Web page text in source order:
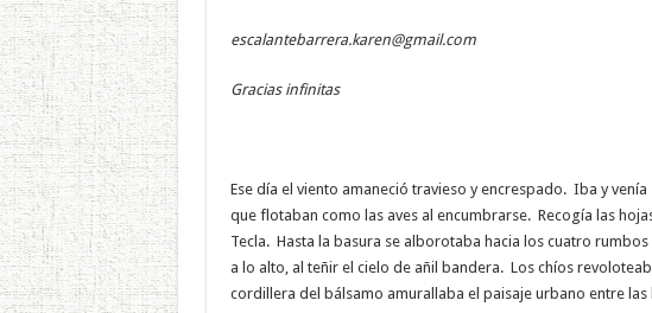
escalantebarrera.karen@gmail.com
Gracias infinitas
Ese día el viento amaneció travieso y encrespado. Iba y
que flotaban como las aves al encumbrarse. Recogía las
Tecla. Hasta la basura se alborotaba hacia los cuatro
a lo alto, al teñir el cielo de añil bandera. Los chíos
cordillera del bálsamo amurallaba el paisaje urbano entre